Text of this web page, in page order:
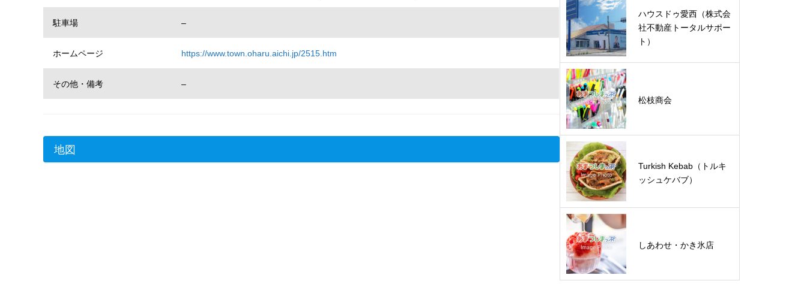
駐車場 –
ホームページ https://www.town.oharu.aichi.jp/2515.htm
その他・備考 –
地図
ハウスドゥ愛西（株式会
社不動産トータルサポー
ト）
松枝商会
Turkish Kebab（トルキ
ッシュケバブ）
しあわせ・かき氷店